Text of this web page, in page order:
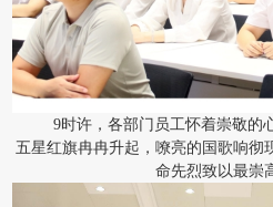
9时许，各部门员工怀着崇敬的
五星红旗冉冉升起，嘹亮的国歌响彻
命先烈致以最崇